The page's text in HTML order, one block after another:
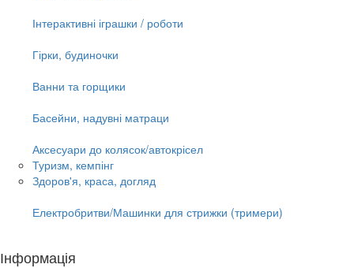
Інтерактивні іграшки / роботи
Гірки, будиночки
Ванни та горщики
Басейни, надувні матраци
Аксесуари до колясок/автокрісел
Туризм, кемпінг
Здоров'я, краса, догляд
Електробритви/Машинки для стрижки (тримери)
Інформація